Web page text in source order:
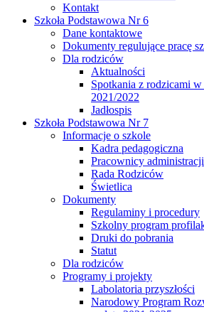
Kontakt
Szkoła Podstawowa Nr 6
Dane kontaktowe
Dokumenty regulujące pracę
Dla rodziców
Aktualności
Spotkania z rodzicami
2021/2022
Jadłospis
Szkoła Podstawowa Nr 7
Informacje o szkole
Kadra pedagogiczna
Pracownicy
Rada Rodziców
Świetlica
Dokumenty
Regulaminy i procedury
Szkolny program
Druki do pobrania
Statut
Dla rodziców
Programy i projekty
Labolatoria przyszłości
Narodowy Program